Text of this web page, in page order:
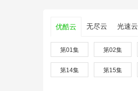
优酷云 无尽云 光速云
第01集 第02集
第14集 第15集